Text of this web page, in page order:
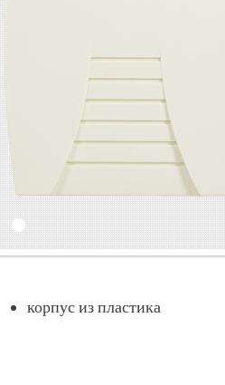
корпус из пластика